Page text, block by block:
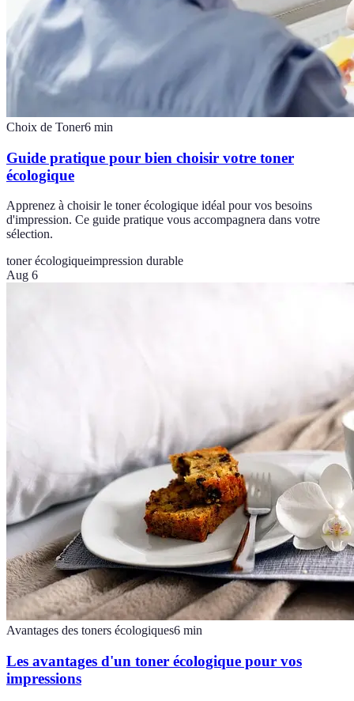
Choix de Toner6 min
Guide pratique pour bien choisir votre toner
écologique
Apprenez à choisir le toner écologique idéal pour vos besoins
d'impression. Ce guide pratique vous accompagnera dans votre
sélection.
toner écologiqueimpression durable
Aug 6
Avantages des toners écologiques6 min
Les avantages d'un toner écologique pour vos
impressions